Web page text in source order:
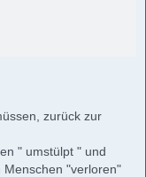
zurück zur
" umstülpt " und
"verloren"